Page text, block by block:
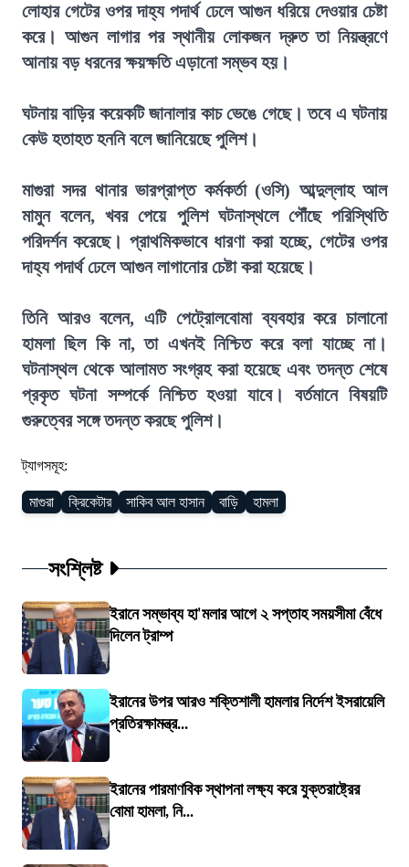
লোহার গেটের ওপর দাহ্য পদার্থ ঢেলে আগুন ধরিয়ে দেওয়ার চেষ্টা
করে। আগুন লাগার পর স্থানীয় লোকজন দ্রুত তা নিয়ন্ত্রণে
আনায় বড় ধরনের ক্ষয়ক্ষতি এড়ানো সম্ভব হয়।
ঘটনায় বাড়ির কয়েকটি জানালার কাচ ভেঙে গেছে। তবে এ ঘটনায়
কেউ হতাহত হননি বলে জানিয়েছে পুলিশ।
মাগুরা সদর থানার ভারপ্রাপ্ত কর্মকর্তা (ওসি) আব্দুল্লাহ আল
মামুন বলেন, খবর পেয়ে পুলিশ ঘটনাস্থলে পৌঁছে পরিস্থিতি
পরিদর্শন করেছে। প্রাথমিকভাবে ধারণা করা হচ্ছে, গেটের ওপর
দাহ্য পদার্থ ঢেলে আগুন লাগানোর চেষ্টা করা হয়েছে।
তিনি আরও বলেন, এটি পেট্রোলবোমা ব্যবহার করে চালানো
হামলা ছিল কি না, তা এখনই নিশ্চিত করে বলা যাচ্ছে না।
ঘটনাস্থল থেকে আলামত সংগ্রহ করা হয়েছে এবং তদন্ত শেষে
প্রকৃত ঘটনা সম্পর্কে নিশ্চিত হওয়া যাবে। বর্তমানে বিষয়টি
গুরুত্বের সঙ্গে তদন্ত করছে পুলিশ।
ট্যাগসমূহ:
মাগুরা ক্রিকেটার সাকিব আল হাসান বাড়ি হামলা
সংশ্লিষ্ট
ইরানে সম্ভাব্য হা'মলার আগে ২ সপ্তাহ সময়সীমা বেঁধে
দিলেন ট্রাম্প
ইরানের উপর আরও শক্তিশালী হামলার নির্দেশ ইসরায়েলি
প্রতিরক্ষামন্ত্র...
ইরানের পারমাণবিক স্থাপনা লক্ষ্য করে যুক্তরাষ্ট্রের
বোমা হামলা, নি...